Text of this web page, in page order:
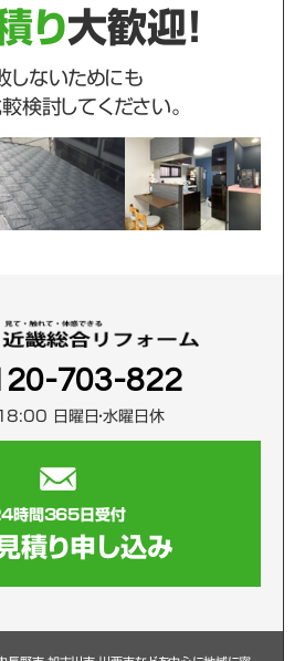
り大歓迎！
しないためにも
検討してください。
703-822
日曜日・水曜日休
時間365日受付
積り申し込み